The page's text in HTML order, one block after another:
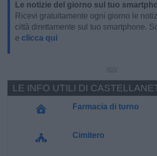
Le notizie del giorno sul tuo
Ricevi gratuitamente ogni giorno le
città direttamente sul tuo smartphone.
e clicca qui
Farmacia di turno
Cimitero
LE INFO UTILI DI